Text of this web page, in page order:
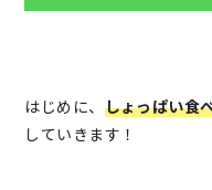
はじめに、 しょっぱい食
していきます！